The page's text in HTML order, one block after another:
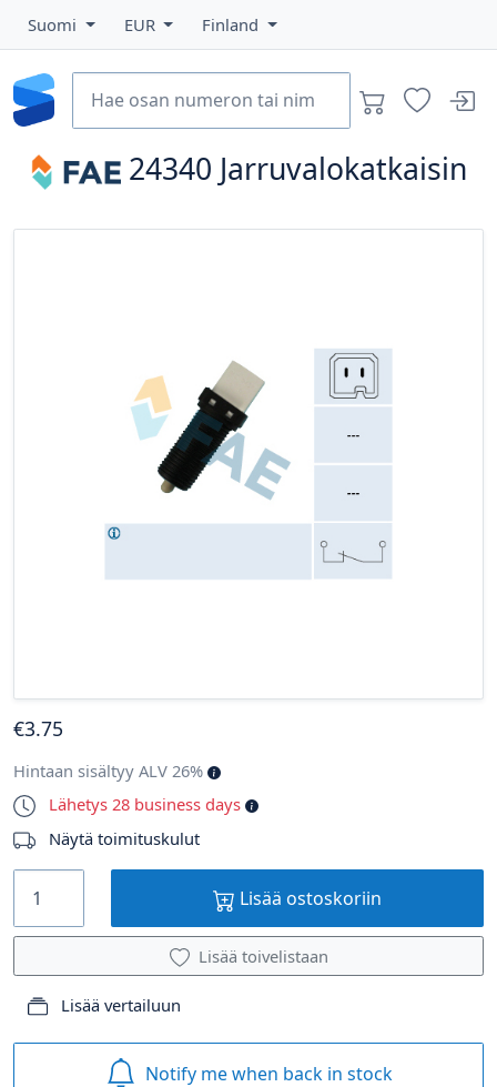
Suomi EUR Finland
24340 Jarruvalokatkaisin
€3.75
Hintaan sisältyy ALV 26%
Lähetys 28 business days
Näytä toimituskulut
Lisää ostoskoriin
Lisää toivelistaan
Lisää vertailuun
Notify me when back in stock